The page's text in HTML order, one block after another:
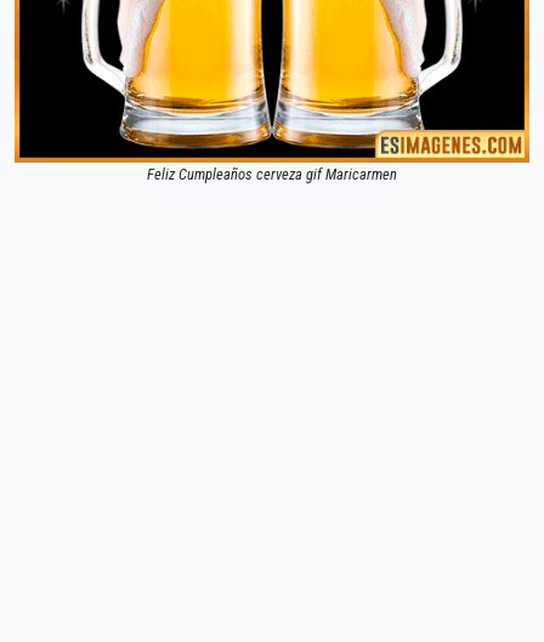
Feliz Cumpleaños cerveza gif Maricarmen